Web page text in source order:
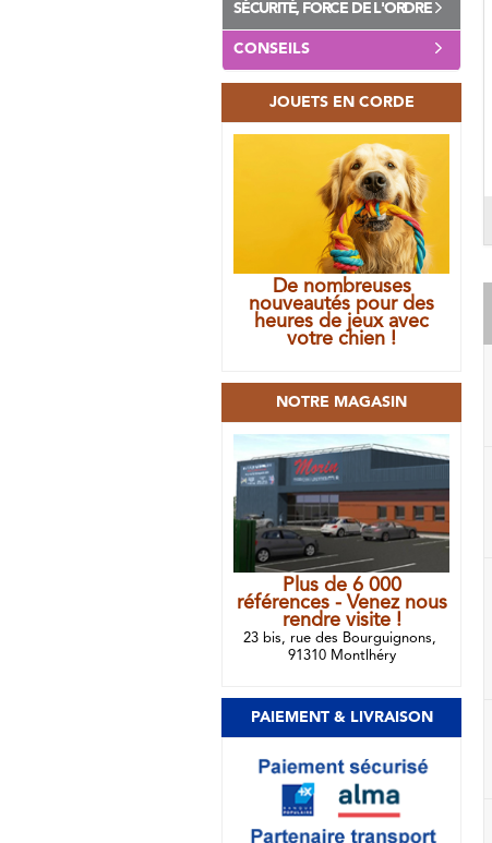
SÉCURITÉ, FORCE DE L'ORDRE
CONSEILS
JOUETS EN CORDE
De nombreuses
nouveautés pour des
heures de jeux avec
votre chien !
NOTRE MAGASIN
Plus de 6 000
références - Venez nous
rendre visite !
23 bis, rue des Bourguignons,
91310 Montlhéry
PAIEMENT & LIVRAISON